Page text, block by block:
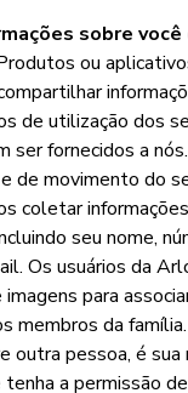
sobre
ou
de utilização dos
ser fornecidos a
de movimento do
coletar
seu nome,
Os usuários da
para
membros da
outra pessoa, é
tenha a permissão